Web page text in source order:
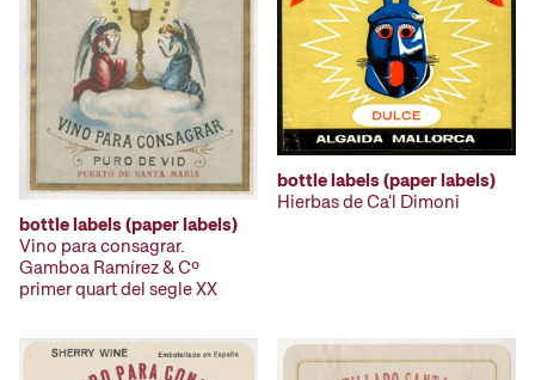
bottle labels (paper labels)
Vino para consagrar.
Gamboa Ramírez & Cº
primer quart del segle XX
bottle labels (paper labels)
Hierbas de Ca'l Dimoni